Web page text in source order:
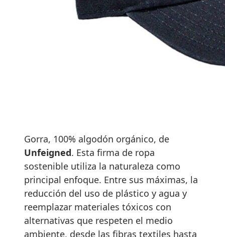
Gorra, 100% algodón orgánico, de
Unfeigned. Esta firma de ropa
sostenible utiliza la naturaleza como
principal enfoque. Entre sus máximas, la
reducción del uso de plástico y agua y
reemplazar materiales tóxicos con
alternativas que respeten el medio
ambiente, desde las fibras textiles hasta